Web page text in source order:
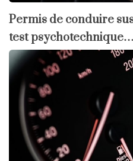
Permis de conduire
test psychotechnique…